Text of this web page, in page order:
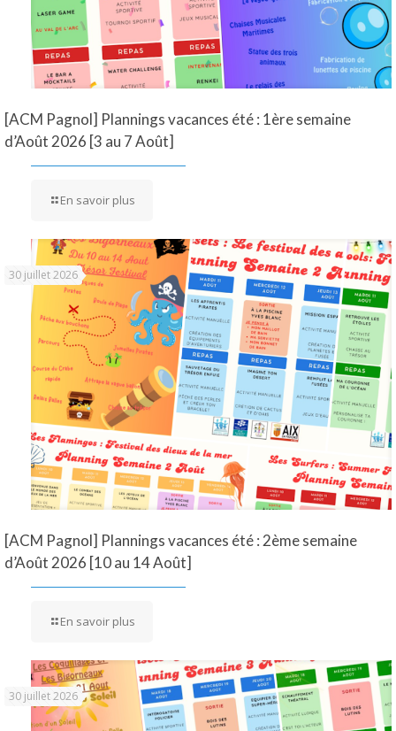
[ACM Pagnol] Plannings vacances été : 1ère semaine
d’Août 2026 [3 au 7 Août]
En savoir plus
30 juillet 2026
[ACM Pagnol] Plannings vacances été : 2ème semaine
d’Août 2026 [10 au 14 Août]
En savoir plus
30 juillet 2026